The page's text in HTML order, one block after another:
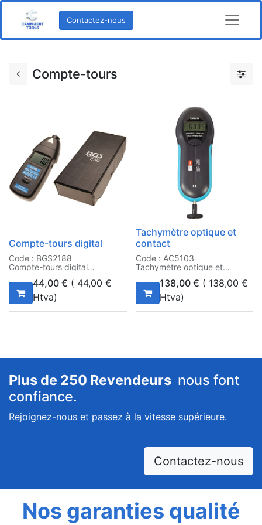
Contactez-nous
Compte-tours
Compte-tours digital
Code : BGS2188
Compte-tours digital
44,00 € ( 44,00 €
Htva)
Tachymètre optique et
contact
Code : AC5103
Tachymètre optique et
138,00€ ( 138,00 €
Htva)
Plus de 250 Revendeurs nous font
confiance.
Rejoignez-nous et passez à la vitesse supérieure.
Contactez-nous
Nos garanties qualité